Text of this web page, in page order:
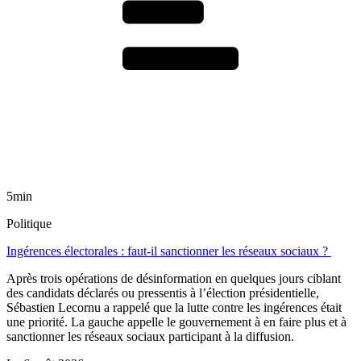
5min
Politique
Ingérences électorales : faut-il sanctionner les réseaux sociaux ?
Après trois opérations de désinformation en quelques jours ciblant
des candidats déclarés ou pressentis à l’élection présidentielle,
Sébastien Lecornu a rappelé que la lutte contre les ingérences était
une priorité. La gauche appelle le gouvernement à en faire plus et à
sanctionner les réseaux sociaux participant à la diffusion.